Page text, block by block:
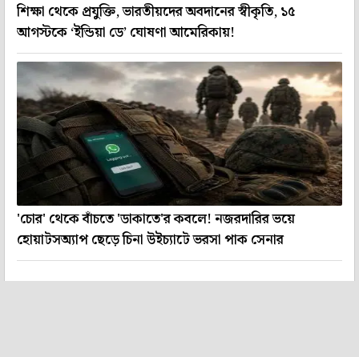
শিক্ষা থেকে প্রযুক্তি, ভারতীয়দের অবদানের স্বীকৃতি, ১৫
আগস্টকে ‘ইন্ডিয়া ডে’ ঘোষণা আমেরিকায়!
'চোর' থেকে বাঁচতে 'ডাকাতে'র কবলে! নজরদারির ভয়ে
হোয়াটসঅ্যাপ ছেড়ে চিনা উইচ্যাটে ভরসা পাক সেনার